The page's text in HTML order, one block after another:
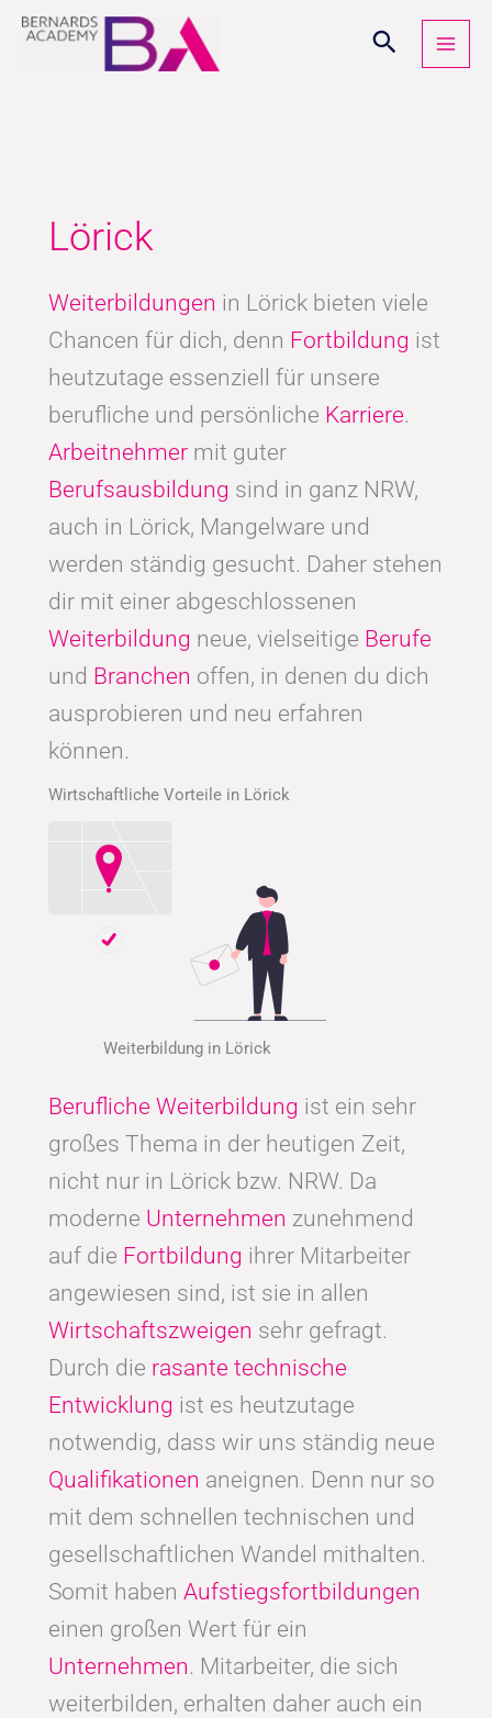
Zum
Inhalt
Lörick
Weiterbildungen in Lörick bieten viele
Chancen für dich, denn Fortbildung ist
heutzutage essenziell für unsere
berufliche und persönliche Karriere.
Arbeitnehmer mit guter
Berufsausbildung sind in ganz NRW,
auch in Lörick, Mangelware und
werden ständig gesucht. Daher stehen
dir mit einer abgeschlossenen
Weiterbildung neue, vielseitige Berufe
und Branchen offen, in denen du dich
ausprobieren und neu erfahren
können.
Wirtschaftliche Vorteile in Lörick
Weiterbildung in Lörick
Berufliche Weiterbildung ist ein sehr
großes Thema in der heutigen Zeit,
nicht nur in Lörick bzw. NRW. Da
moderne Unternehmen zunehmend
auf die Fortbildung ihrer Mitarbeiter
angewiesen sind, ist sie in allen
Wirtschaftszweigen sehr gefragt.
Durch die rasante technische
Entwicklung ist es heutzutage
notwendig, dass wir uns ständig neue
Qualifikationen aneignen. Denn nur so
mit dem schnellen technischen und
gesellschaftlichen Wandel mithalten.
Somit haben Aufstiegsfortbildungen
einen großen Wert für ein
Unternehmen. Mitarbeiter, die sich
weiterbilden, erhalten daher auch ein